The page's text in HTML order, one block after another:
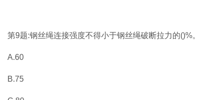
第9题:钢丝绳连接强度不得小于钢丝绳破断拉力的()%。
A.60
B.75